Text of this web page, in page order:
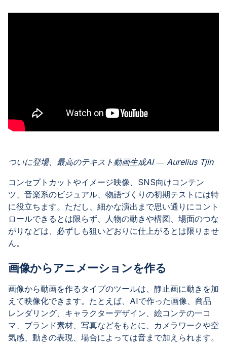
ついに登場、最高のテキスト動画生成AI ― Aurelius Tjin
コンセプトカットやイメージ映像、SNS向けコンテン
ツ、音楽系のビジュアル、物語づくりの初期テストには特
に役立ちます。ただし、細かな演出まで思い通りにコント
ロールできるとは限らず、人物の動きや構図、場面のつな
がりなどは、必ずしも狙いどおりに仕上がるとは限りませ
ん。
画像からアニメーションを作る
画像から動画を作るタイプのツールは、静止画に動きを加
えて映像化できます。たとえば、AIで作った画像、商品
レンダリング、キャラクターデザイン、絵コンテの一コ
マ、ブランド素材、写真などをもとに、カメラワークや空
気感、動きの表現、場合によっては音まで加えられます。